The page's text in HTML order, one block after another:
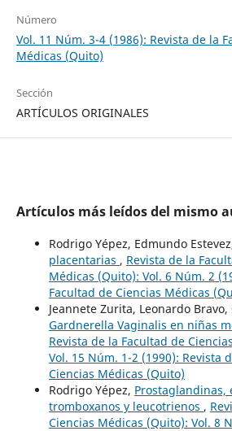
Número
Vol. 11 Núm. 3-4 (1986): Revista de la
Médicas (Quito)
Sección
ARTÍCULOS ORIGINALES
Artículos más leídos del mismo
Rodrigo Yépez, Edmundo
placentarias , Revista de la
Médicas (Quito): Vol. 6 Núm. 2
Facultad de Ciencias Médicas
Jeannete Zurita, Leonardo
Gardnerella Vaginalis en niñas
Revista de la Facultad de
Vol. 15 Núm. 1-2 (1990): Revista
Ciencias Médicas (Quito)
Rodrigo Yépez, Prostaglandinas,
tromboxanos y leucotrienos ,
Ciencias Médicas (Quito): Vol. 8